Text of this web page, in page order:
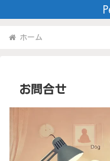
ホーム
お問合せ